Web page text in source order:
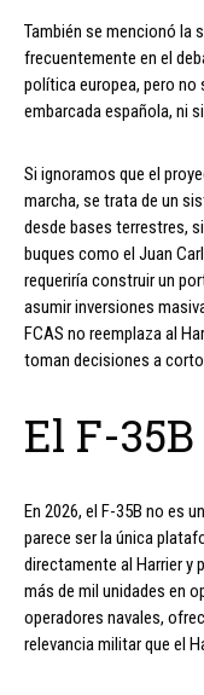
También se mencionó la
frecuentemente en el
política europea, pero no
embarcada española, ni
Si ignoramos que el
marcha, se trata de un
desde bases terrestres,
buques como el Juan
requeriría construir un
asumir inversiones
FCAS no reemplaza al
toman decisiones a
El F-
En 2026, el F-35B no es
parece ser la única
directamente al Harrier y
más de mil unidades en
operadores navales,
relevancia militar que el